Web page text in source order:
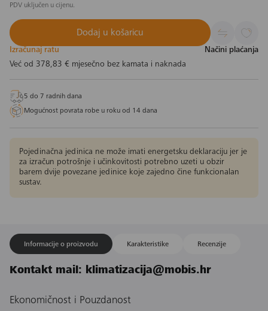
PDV uključen u cijenu.
Dodaj u košaricu
Izračunaj ratu
Načini plaćanja
Već od 378,83 € mjesečno bez kamata i naknada
5 do 7 radnih dana
Mogućnost povrata robe u roku od 14 dana
Pojedinačna jedinica ne može imati energetsku deklaraciju jer je
za izračun potrošnje i učinkovitosti potrebno uzeti u obzir
barem dvije povezane jedinice koje zajedno čine funkcionalan
sustav.
Informacije o proizvodu Karakteristike Recenzije
Kontakt mail: klimatizacija@mobis.hr
Ekonomičnost i Pouzdanost